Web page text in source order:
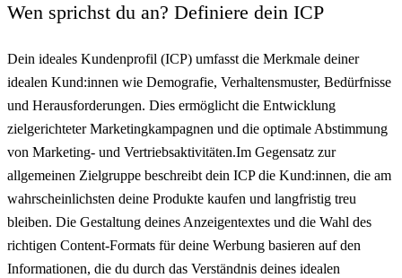
Wen sprichst du an? Definiere dein ICP
Dein ideales Kundenprofil (ICP) umfasst die Merkmale deiner
idealen Kund:innen wie Demografie, Verhaltensmuster, Bedürfnisse
und Herausforderungen. Dies ermöglicht die Entwicklung
zielgerichteter Marketingkampagnen und die optimale Abstimmung
von Marketing- und Vertriebsaktivitäten.Im Gegensatz zur
allgemeinen Zielgruppe beschreibt dein ICP die Kund:innen, die am
wahrscheinlichsten deine Produkte kaufen und langfristig treu
bleiben. Die Gestaltung deines Anzeigentextes und die Wahl des
richtigen Content-Formats für deine Werbung basieren auf den
Informationen, die du durch das Verständnis deines idealen